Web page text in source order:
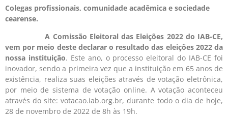
Colegas profissionais, comunidade acadêmica e sociedade
cearense.
A Comissão Eleitoral das Eleições 2022 do IAB-CE,
vem por meio deste declarar o resultado das eleições 2022 da
nossa instituição. Este ano, o processo eleitoral do IAB-CE foi
inovador, sendo a primeira vez que a instituição em 65 anos de
existência, realiza suas eleições através de votação eletrônica,
por meio de sistema de votação online. A votação aconteceu
através do site: votacao.iab.org.br, durante todo o dia de hoje,
28 de novembro de 2022 de 8h às 19h.